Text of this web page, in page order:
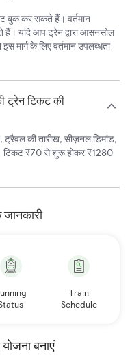
बुक कर सकते हैं। वर्तमान
हैं। यदि आप ट्रेन द्वारा आसनसोल
मार्ग के लिए वर्तमान उपलब्धता
ट्रेन टिकट की
की तारीख, सीज़नल डिमांड,
टिकट ₹70 से शुरू होकर ₹1280
Train
Schedule
बनाएं